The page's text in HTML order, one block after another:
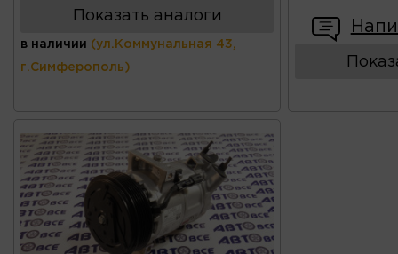
Показать аналоги
в наличии (ул.Коммунальная 43,
г.Симферополь)